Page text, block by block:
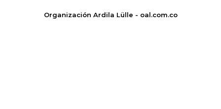
Organización Ardila Lülle - oal.com.co